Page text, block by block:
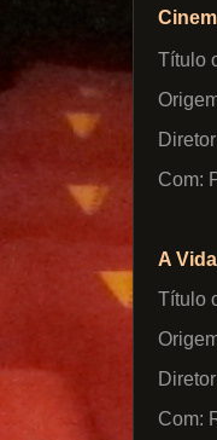
Título
Com:
A
Título
Com: